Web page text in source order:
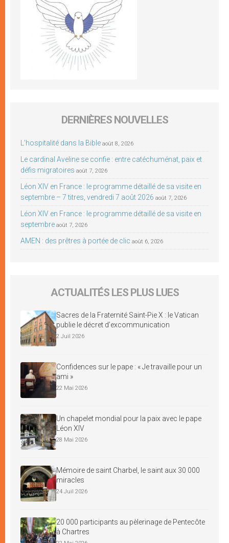
DERNIÈRES NOUVELLES
L’hospitalité dans la Bible août 8, 2026
Le cardinal Aveline se confie : entre catéchuménat, paix et
défis migratoires août 7, 2026
Léon XIV en France : le programme détaillé de sa visite en
septembre – 7 titres, vendredi 7 août 2026 août 7, 2026
Léon XIV en France : le programme détaillé de sa visite en
septembre août 7, 2026
AMEN : des prêtres à portée de clic août 6, 2026
ACTUALITÉS LES PLUS LUES
Sacres de la Fraternité Saint-Pie X : le Vatican
publie le décret d’excommunication
2 Juil 2026
Confidences sur le pape : « Je travaille pour un
ami »
22 Mai 2026
Un chapelet mondial pour la paix avec le pape
Léon XIV
28 Mai 2026
Mémoire de saint Charbel, le saint aux 30 000
miracles
24 Juil 2026
20 000 participants au pèlerinage de Pentecôte
à Chartres